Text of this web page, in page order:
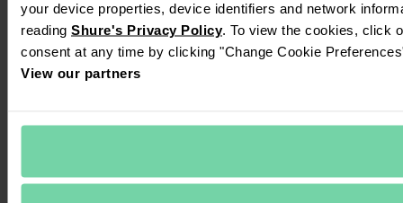
your device properties, device identifiers and network
reading Shure's Privacy Policy. To view the cookies, click
consent at any time by clicking "Change Cookie
View our partners